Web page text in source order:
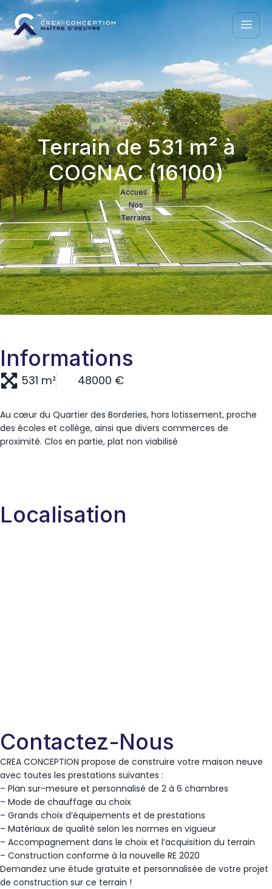
Terrain de 531 m² à
COGNAC (16100)
Accueil/
Nos
Terrains
Informations
531 m² 48000 €
Au cœur du Quartier des Borderies, hors lotissement, proche
des écoles et collège, ainsi que divers commerces de
proximité. Clos en partie, plat non viabilisé
Localisation
Contactez-Nous
CREA CONCEPTION propose de construire votre maison neuve
avec toutes les prestations suivantes :
– Plan sur-mesure et personnalisé de 2 à 6 chambres
– Mode de chauffage au choix
– Grands choix d’équipements et de prestations
– Matériaux de qualité selon les normes en vigueur
– Accompagnement dans le choix et l’acquisition du terrain
– Construction conforme à la nouvelle RE 2020
Demandez une étude gratuite et personnalisée de votre projet
de construction sur ce terrain !